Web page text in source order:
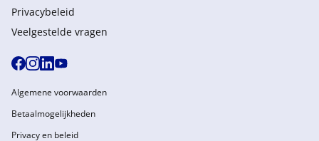
Privacybeleid
Veelgestelde vragen
Algemene voorwaarden
Betaalmogelijkheden
Privacy en beleid